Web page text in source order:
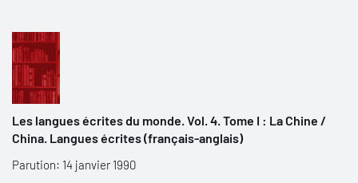
Les langues écrites du monde. Vol. 4. Tome I : La Chine /
China. Langues écrites (français-anglais)
Parution: 14 janvier 1990